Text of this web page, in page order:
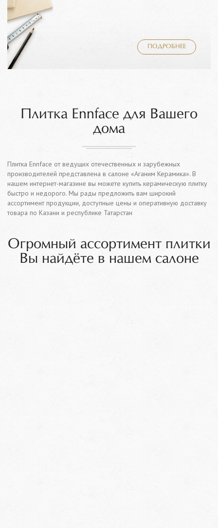
ПОДРОБНЕЕ
Плитка Ennface для Вашего
дома
Плитка Ennface от ведущих отечественных и зарубежных
производителей представлена в салоне «Аганим Керамика». В
нашем интернет-магазине вы можете купить керамическую плитку
быстро и недорого. Мы рады предложить вам широкий
ассортимент продукции, доступные цены и оперативную доставку
товара по Казани и республике Татарстан
Огромный ассортимент плитки
Вы найдёте в нашем салоне